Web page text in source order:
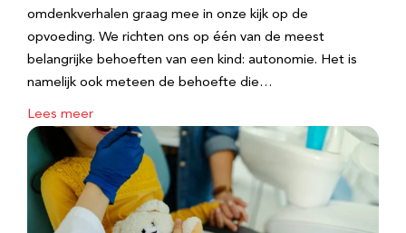
omdenkverhalen graag mee in onze kijk op de
opvoeding. We richten ons op één van de meest
belangrijke behoeften van een kind: autonomie. Het is
namelijk ook meteen de behoefte die…
Lees meer